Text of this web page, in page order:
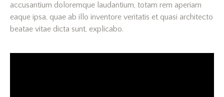
accusantium doloremque laudantium, totam rem aperiam
eaque ipsa, quae ab illo inventore veritatis et quasi architecto
beatae vitae dicta sunt, explicabo.